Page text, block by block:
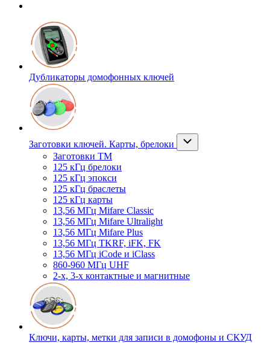
Дубликаторы домофонных ключей
Заготовки ключей. Карты, брелоки
Заготовки ТМ
125 кГц брелоки
125 кГц эпокси
125 кГц браслеты
125 кГц карты
13,56 МГц Mifare Classic
13,56 МГц Mifare Ultralight
13,56 МГц Mifare Plus
13,56 МГц TKRF, iFK, FK
13,56 МГц iCode и iClass
860-960 МГц UHF
2-х, 3-х контактные и магнитные
Ключи, карты, метки для записи в домофоны и СКУД